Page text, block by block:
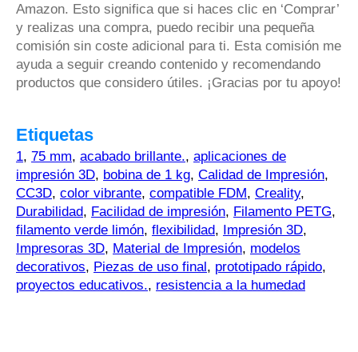
Amazon. Esto significa que si haces clic en ‘Comprar’
y realizas una compra, puedo recibir una pequeña
comisión sin coste adicional para ti. Esta comisión me
ayuda a seguir creando contenido y recomendando
productos que considero útiles. ¡Gracias por tu apoyo!
Etiquetas
1, 75 mm, acabado brillante., aplicaciones de
impresión 3D, bobina de 1 kg, Calidad de Impresión,
CC3D, color vibrante, compatible FDM, Creality,
Durabilidad, Facilidad de impresión, Filamento PETG,
filamento verde limón, flexibilidad, Impresión 3D,
Impresoras 3D, Material de Impresión, modelos
decorativos, Piezas de uso final, prototipado rápido,
proyectos educativos., resistencia a la humedad